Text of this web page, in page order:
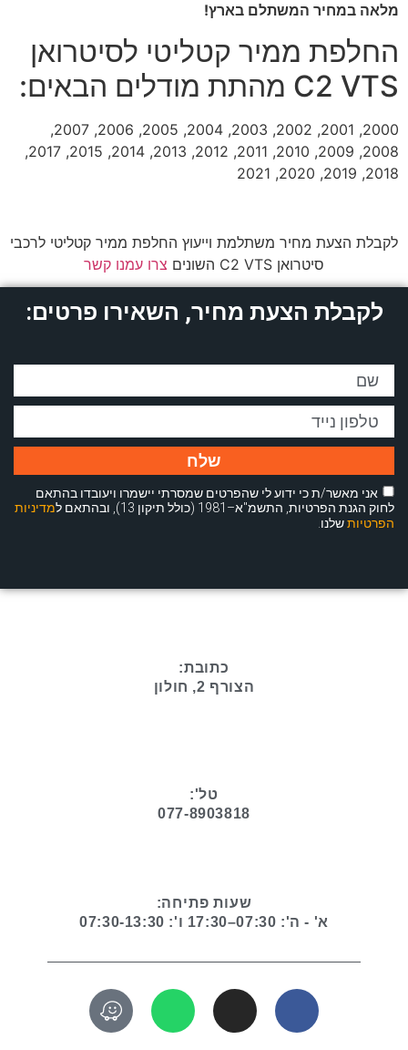
מלאה במחיר המשתלם בארץ!
החלפת ממיר קטליטי לסיטרואן
C2 VTS מהתת מודלים הבאים:
2000, 2001, 2002, 2003, 2004, 2005, 2006, 2007,
2008, 2009, 2010, 2011, 2012, 2013, 2014, 2015, 2017,
2018, 2019, 2020, 2021
לקבלת הצעת מחיר משתלמת וייעוץ החלפת ממיר קטליטי לרכבי
סיטרואן C2 VTS השונים
צרו עמנו קשר
לקבלת הצעת מחיר, השאירו פרטים:
אני מאשר/ת כי ידוע לי שהפרטים שמסרתי יישמרו ויעובדו בהתאם
לחוק הגנת הפרטיות, התשמ"א–1981 (כולל תיקון 13), ובהתאם ל
מדיניות
הפרטיותשלנו.
שלח
כתובת:
הצורף 2, חולון
טל':
077-8903818
שעות פתיחה:
א' - ה': 07:30–17:30 ו': 07:30-13:30